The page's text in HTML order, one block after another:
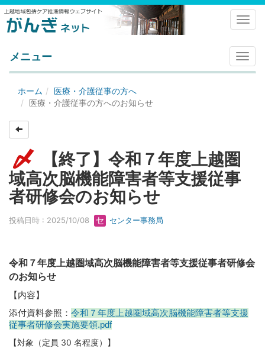
メ
ニ
メニュー
ホーム
医療・介護従事の方へ
医療・介護従事の方へのお知らせ
【終了】令和７年度上越圏
域高次脳機能障害者等支援従事
者研修会のお知らせ
投稿日時 : 2025/10/08 センター事務局
令和７年度上越圏域高次脳機能障害者等支援従事者研修会
のお知らせ
【内容】
添付資料参照： 令和７年度上越圏域高次脳機能障害者等支援
従事者研修会実施要領.pdf
【対象（定員 30 名程度）】